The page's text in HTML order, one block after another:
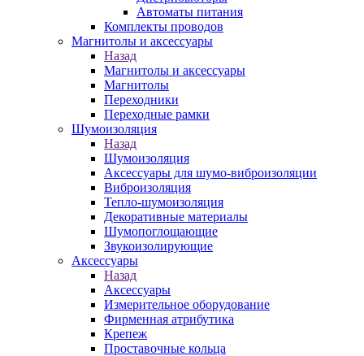
Автоматы питания
Комплекты проводов
Магнитолы и аксессуары
Назад
Магнитолы и аксессуары
Магнитолы
Переходники
Переходные рамки
Шумоизоляция
Назад
Шумоизоляция
Аксессуары для шумо-виброизоляции
Виброизоляция
Тепло-шумоизоляция
Декоративные материалы
Шумопоглощающие
Звукоизолирующие
Аксессуары
Назад
Аксессуары
Измерительное оборудование
Фирменная атрибутика
Крепеж
Проставочные кольца